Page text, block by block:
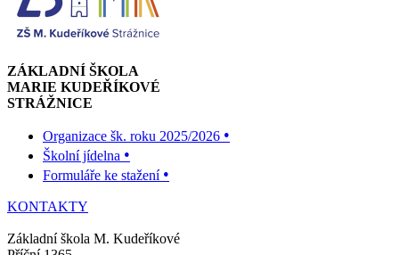
ZÁKLADNÍ ŠKOLA
MARIE KUDEŘÍKOVÉ
STRÁŽNICE
Organizace šk. roku 2025/2026 •
Školní jídelna •
Formuláře ke stažení •
KONTAKTY
Základní škola M. Kudeříkové